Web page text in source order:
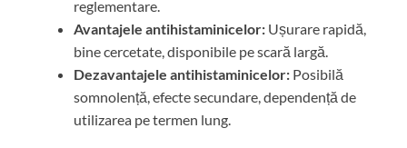
reglementare.
Avantajele antihistaminicelor: Ușurare rapidă,
bine cercetate, disponibile pe scară largă.
Dezavantajele antihistaminicelor: Posibilă
somnolență, efecte secundare, dependență de
utilizarea pe termen lung.